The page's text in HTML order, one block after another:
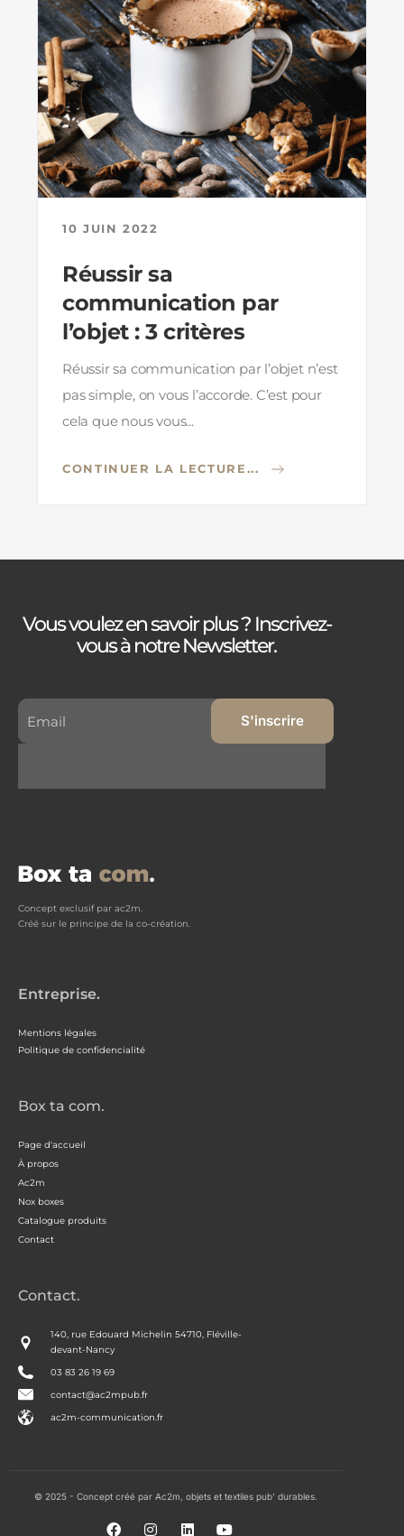
10 JUIN 2022
Réussir sa
communication par
l’objet : 3 critères
Réussir sa communication par l’objet n’est
pas simple, on vous l’accorde. C’est pour
cela que nous vous...
CONTINUER LA LECTURE...
Vous voulez en savoir plus ? Inscrivez-
vous à notre Newsletter.
Concept exclusif par ac2m.
Créé sur le principe de la co-création.
Entreprise.
Mentions légales
Politique de confidencialité
Box ta com.
Page d'accueil
À propos
Ac2m
Nox boxes
Catalogue produits
Contact
Contact.
140, rue Edouard Michelin 54710, Fléville-
devant-Nancy
03 83 26 19 69
contact@ac2mpub.fr
ac2m-communication.fr
© 2025 - Concept créé par Ac2m, objets et textiles pub' durables.